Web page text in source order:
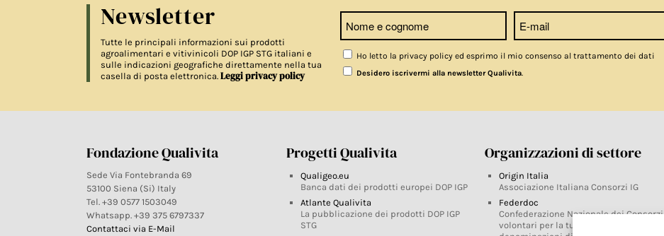
Newsletter
Tutte le principali informazioni sui prodotti
agroalimentari e vitivinicoli DOP IGP STG italiani e
sulle indicazioni geografiche direttamente nella tua
casella di posta elettronica. Leggi privacy policy
Ho letto la privacy policy ed esprimo il mio consenso al trattamento dei dati
Desidero iscrivermi alla newsletter Qualivita.
Fondazione Qualivita
Sede Via Fontebranda 69
53100 Siena (Si) Italy
Tel. +39 0577 1503049
Whatsapp. +39 375 6797337
Contattaci via E-Mail
Progetti Qualivita
Qualigeo.eu
Banca dati dei prodotti europei DOP IGP
Atlante Qualivita
La pubblicazione dei prodotti DOP IGP
STG
Organizzazioni di settore
Origin Italia
Associazione Italiana Consorzi IG
Federdoc
Confederazione Nazionale dei Consorzi
volontari per la tutela delle